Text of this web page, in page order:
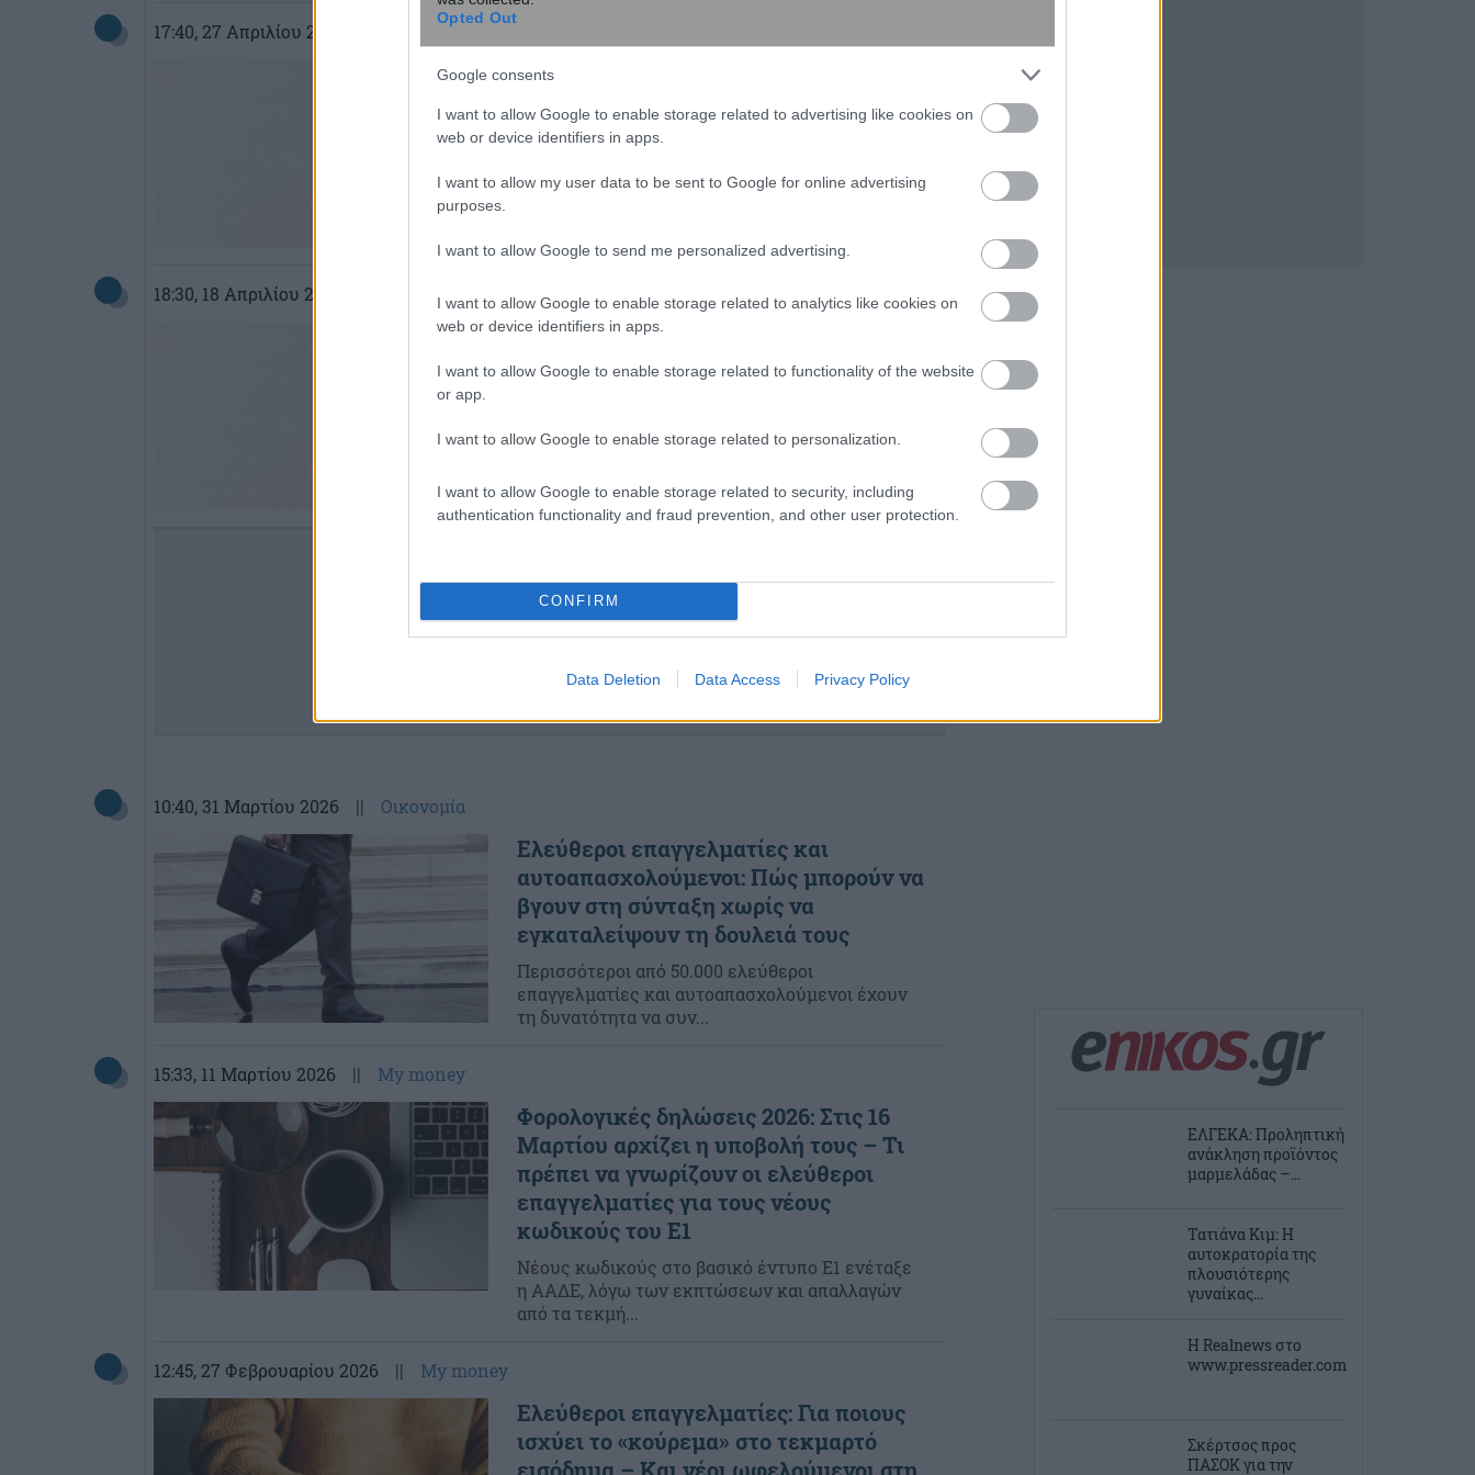
Opted Out
Google consents
I want to allow Google to enable storage related to advertising like cookies on
web or device identifiers in apps.
I want to allow my user data to be sent to Google for online advertising
purposes.
I want to allow Google to send me personalized advertising.
I want to allow Google to enable storage related to analytics like cookies on
web or device identifiers in apps.
I want to allow Google to enable storage related to functionality of the website
or app.
I want to allow Google to enable storage related to personalization.
I want to allow Google to enable storage related to security, including
authentication functionality and fraud prevention, and other user protection.
CONFIRM
Data Deletion Data Access Privacy Policy
17:40, 27 Απριλίου 2026 My money
Τεκμαρτό σύστημα φορολόγησης των
ελεύθερων επαγγελματιών: Ποιες
αλλαγές εξετάζονται
κυβέρνησης φαίνεται πως βρίσκονται οι
18:30, 18 Απριλίου 2026 Οικονομία
Ελεύθεροι επαγγελματίες: Ποιες
αλλαγές έρχονται στα δηλωθέντα
Αλλάζουν τα δεδομένα στα δηλωθέντα
εισοδήματα ορισμένων ελεύθερων
10:40, 31 Μαρτίου 2026 || Οικονομία
Ελεύθεροι επαγγελματίες και
αυτοαπασχολούμενοι: Πώς μπορούν να
βγουν στη σύνταξη χωρίς να
εγκαταλείψουν τη δουλειά τους
Περισσότεροι από 50.000 ελεύθεροι
επαγγελματίες και αυτοαπασχολούμενοι έχουν
τη δυνατότητα να συν...
15:33, 11 Μαρτίου 2026 || My money
Φορολογικές δηλώσεις 2026: Στις 16
Μαρτίου αρχίζει η υποβολή τους – Τι
πρέπει να γνωρίζουν οι ελεύθεροι
επαγγελματίες για τους νέους
κωδικούς του Ε1
Νέους κωδικούς στο βασικό έντυπο Ε1 ενέταξε
η ΑΑΔΕ, λόγω των εκπτώσεων και απαλλαγών
από τα τεκμή...
12:45, 27 Φεβρουαρίου 2026 || My money
Ελεύθεροι επαγγελματίες: Για ποιους
ισχύει το «κούρεμα» στο τεκμαρτό
ΕΛΓΕΚΑ: Προληπτική
ανάκληση προϊόντος
μαρμελάδας –...
Τατιάνα Κιμ: Η
αυτοκρατορία της
πλουσιότερης
γυναίκας...
Η Realnews στο
www.pressreader.com
Σκέρτσος προς
ΠΑΣΟΚ για την